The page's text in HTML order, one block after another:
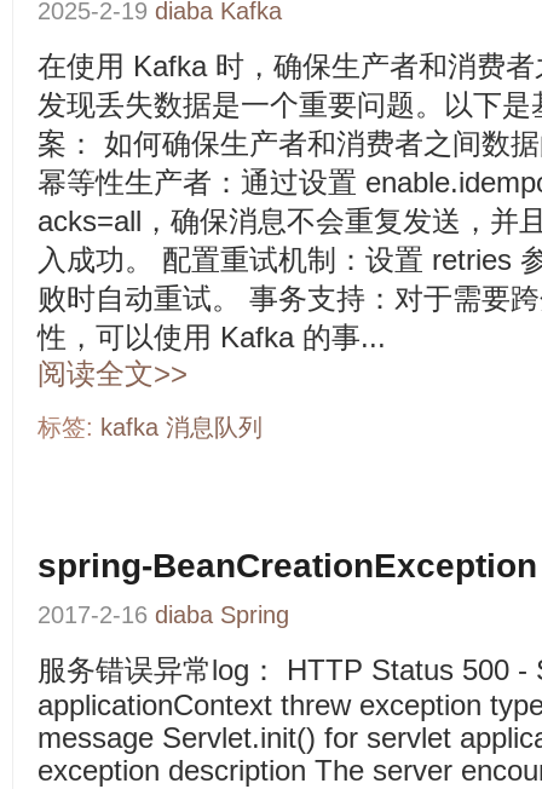
2025-2-19 diaba Kafka
在使用 Kafka 时，确保生产者和消费
发现丢失数据是一个重要问题。以下
案： 如何确保生产者和消费者之间数
幂等性生产者：通过设置
acks=all，确保消息不会重复发送，并
入成功。 配置重试机制：设置 retries
败时自动重试。 事务支持：对于需要
性，可以使用 Kafka 的事...
阅读全文>>
标签: kafka 消息队列
spring-BeanCreationException
2017-2-16 diaba Spring
服务错误异常log： HTTP Status 500 -
applicationContext threw exception
message Servlet.init() for servlet
exception description The server